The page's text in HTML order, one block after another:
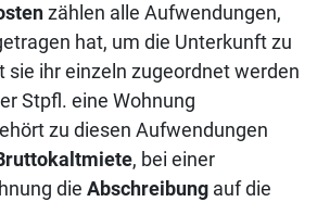
zählen alle Aufwendungen,
hat, um die Unterkunft zu
sie ihr einzeln zugeordnet werden
Stpfl. eine Wohnung
zu diesen Aufwendungen
, bei einer
die Abschreibung auf die